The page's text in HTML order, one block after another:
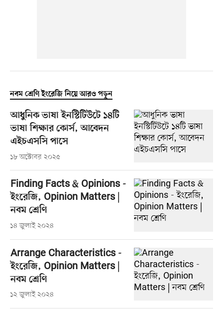
নবম শ্রেণি ইংরেজি নিয়ে আরও পড়ুন
আধুনিক ভাষা ইনস্টিটিউটে ১৪টি
ভাষা শিক্ষার কোর্স, আবেদন
এইচএসসি পাসে
১৮ অক্টোবর ২০২৫
Finding Facts & Opinions -
ইংরেজি, Opinion Matters |
নবম শ্রেণি
১৪ জুলাই ২০২৪
Arrange Characteristics -
ইংরেজি, Opinion Matters |
নবম শ্রেণি
১২ জুলাই ২০২৪